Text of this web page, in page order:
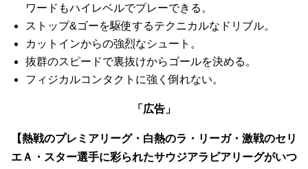
ワードもハイレベルでプレーできる。
ストップ&ゴーを駆使するテクニカルなドリブル。
カットインからの強烈なシュート。
抜群のスピードで裏抜けからゴールを決める。
フィジカルコンタクトに強く倒れない。
「広告」
【熱戦のプレミアリーグ・白熱のラ・リーガ・激戦のセリ
エＡ・スター選手に彩られたサウジアラビアリーグがいつ